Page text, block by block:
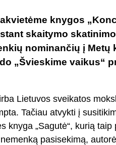
knygos
skaitymo
nominančių į Metų
„Švieskime vaikus“
Lietuvos sveikatos
Tačiau atvykti į
knyga „Sagutė“, kurią
pasisekimą,